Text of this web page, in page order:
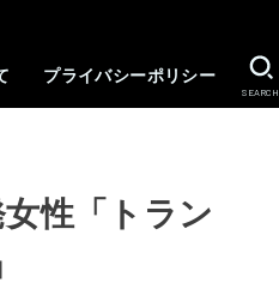
プライバシーポリシー
SEARCH
性「トラン